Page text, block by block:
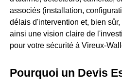
associés (installation,
délais d'intervention et, bien
ainsi une vision claire de
pour votre sécurité à Vireux-
Pourquoi un Devis